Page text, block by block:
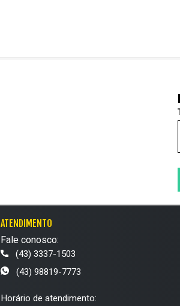
ATENDIMENTO
Fale conosco:
(43) 3337-1503
(43) 98819-7773
Horário de atendimento: